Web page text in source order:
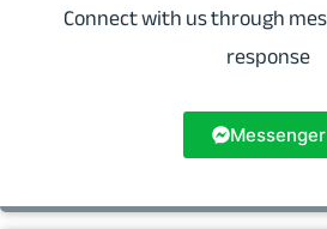
Connect with us through
response
Messenger